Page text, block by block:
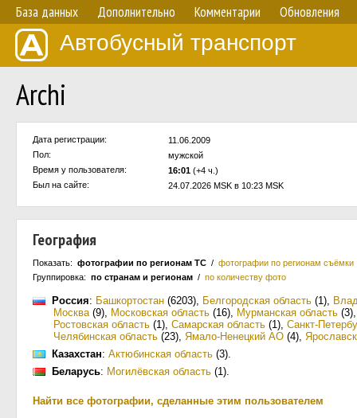
База данных Дополнительно Комментарии Обновления
Автобусный транспорт
Archi
Дата регистрации:
11.06.2009
Пол:
мужской
Время у пользователя:
16:01 (+4 ч.)
Был на сайте:
24.07.2026 MSK в 10:23 MSK
География
Показать: фотографии по регионам ТС / фотографии по регионам съёмки
Группировка: по странам и регионам / по количеству фото
Россия: Башкортостан (6203), Белгородская область (1),
Москва(9), Московская область (16), Мурманская область (3)
Ростовская область (1), Самарская область (1), Санкт-
Челябинская область (23), Ямало-Ненецкий АО (4),
Казахстан: Актюбинская область (3).
Беларусь: Могилёвская область (1).
Найти все фотографии, сделанные этим пользователем